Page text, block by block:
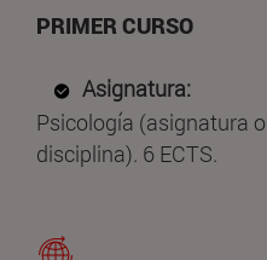
PRIMER CURSO
Asignatura:
Psicología (asignatura
disciplina). 6 ECTS.